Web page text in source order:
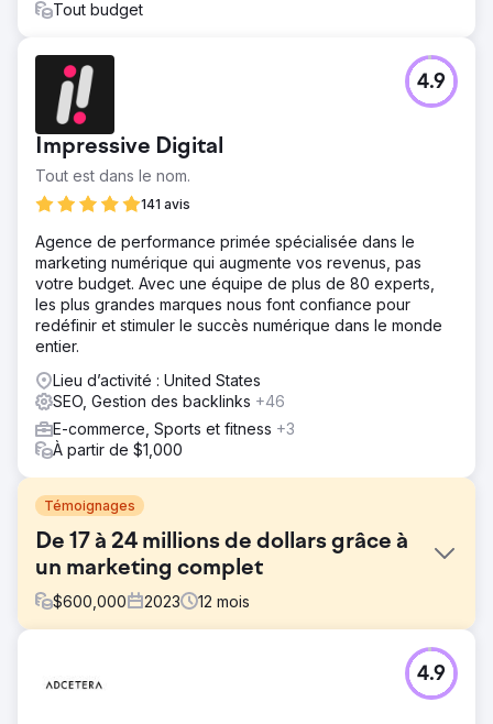
Tout budget
Impressive Digital
Tout est dans le nom.
141 avis
4.9
Agence de performance primée spécialisée dans le
marketing numérique qui augmente vos revenus, pas
votre budget. Avec une équipe de plus de 80 experts,
les plus grandes marques nous font confiance pour
redéfinir et stimuler le succès numérique dans le monde
entier.
Lieu d’activité : United States
SEO, Gestion des backlinks +46
E-commerce, Sports et fitness +3
À partir de $1,000
Témoignages
De 17 à 24 millions de dollars grâce à
un marketing complet
$600,000 2023 12 mois
Une entreprise avec une offre de produits solide avait du
mal à développer ses opérations, générant 17 millions de
4.9